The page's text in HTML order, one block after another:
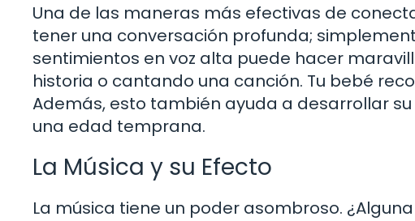
Una de las maneras más efectivas de
tener una conversación profunda;
sentimientos en voz alta puede hacer
historia o cantando una canción. Tu bebé
Además, esto también ayuda a desarrollar
una edad temprana.
La Música y su Efecto
La música tiene un poder asombroso.